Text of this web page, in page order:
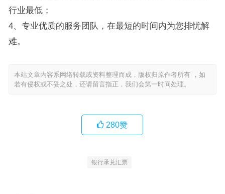
行业最低；
4、专业优质的服务团队，在最短的时间内为您排忧解
难。
本站文章内容系网络转载或资料整理而成，版权归原作者所有 ，如
若有侵权或不妥之处，还请留言指正，我们会第一时间处理。
280赞
银行承兑汇票